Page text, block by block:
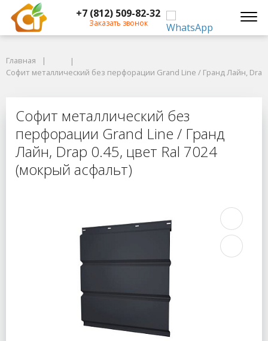
+7 (812) 509-82-32
Заказать звонок
Софит металлический без перфорации Grand Line / Гранд Лайн, Drap
Софит металлический без
Главная
Софит металлический без перфорации Grand Line / Гранд Лайн, Drap
Софит металлический без
перфорации Grand Line / Гранд
Лайн, Drap 0.45, цвет Ral 7024
(мокрый асфальт)